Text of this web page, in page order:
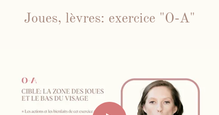
Joues, lèvres: exercice "O-A"